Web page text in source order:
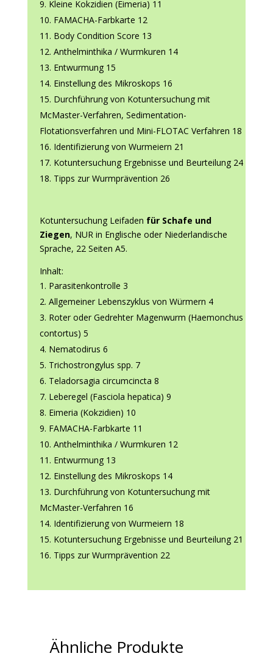
Kleine Kokzidien (Eimeria) 11
FAMACHA-Farbkarte 12
Body Condition Score 13
Anthelminthika / Wurmkuren 14
Entwurmung 15
Einstellung des Mikroskops 16
Durchführung von Kotuntersuchung mit
McMaster-Verfahren, Sedimentation-
Flotationsverfahren und Mini-FLOTAC Verfahren 18
Identifizierung von Wurmeiern 21
Kotuntersuchung Ergebnisse und Beurteilung 24
Tipps zur Wurmprävention 26
Kotuntersuchung Leifaden für Schafe und
Ziegen, NUR in Englische oder Niederlandische
Sprache, 22 Seiten A5.
Inhalt:
Parasitenkontrolle 3
Allgemeiner Lebenszyklus von Würmern 4
Roter oder Gedrehter Magenwurm (Haemonchus
contortus) 5
Nematodirus 6
Trichostrongylus spp. 7
Teladorsagia circumcincta 8
Leberegel (Fasciola hepatica) 9
Eimeria (Kokzidien) 10
FAMACHA-Farbkarte 11
Anthelminthika / Wurmkuren 12
Entwurmung 13
Einstellung des Mikroskops 14
Durchführung von Kotuntersuchung mit
McMaster-Verfahren 16
Identifizierung von Wurmeiern 18
Kotuntersuchung Ergebnisse und Beurteilung 21
Tipps zur Wurmprävention 22
Ähnliche Produkte